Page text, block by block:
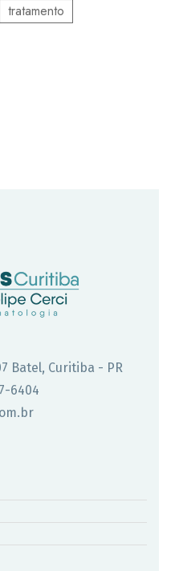
tratamento
Batel, Curitiba - PR
6404